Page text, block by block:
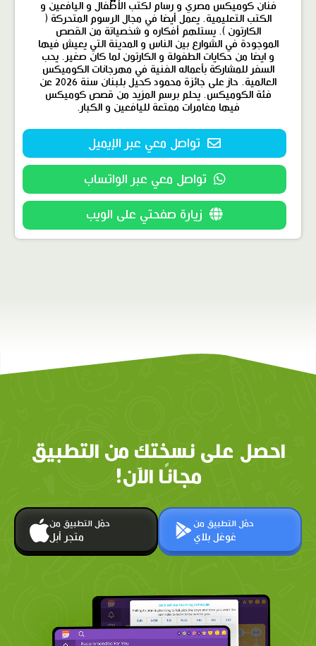
فنان كوميكس مصري و رسام لكتب الأطفال و اليافعين و
الكتب التعليمية. يعمل أيضا في مجال الرسوم المتحركة (
الكارتون ). يستلهم أفكاره و شخصياتة من القصص
الموجودة في الشوارع بين الناس و المدينة التي يعيش فيها
و ايضا من حكايات الطفولة و الكارتون لما كان صغير. يحب
السفر للمشاركة بأعماله الفنية في مهرجانات الكوميكس
العالمية. حاز على جائزة محمود كحيل بلبنان سنة 2026 عن
فئة الكوميكس. يحلم برسم المزيد من قصص كوميكس
فيها مغامرات ممتعة لليافعين و الكبار.
تواصل معي عبر الإيميل
تواصل معي عبر الواتساب
زيارة صفحتي على الويب
احصل على نسختك من التطبيق
مجانًا الآن!
حمّل التطبيق من
متجر أبل
حمّل التطبيق من
غوغل بلاي